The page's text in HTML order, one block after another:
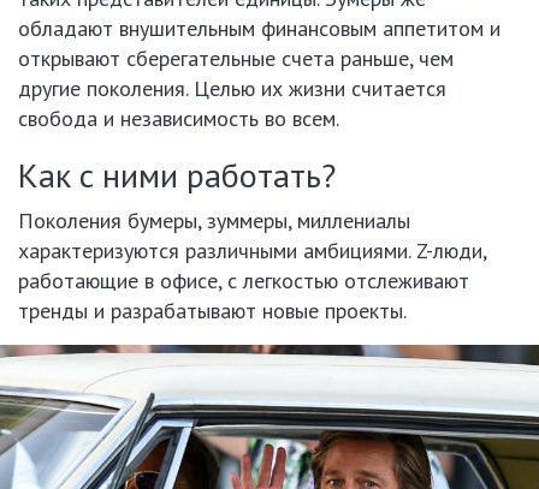
обладают внушительным финансовым аппетитом и
открывают сберегательные счета раньше, чем
другие поколения. Целью их жизни считается
свобода и независимость во всем.
Как с ними работать?
Поколения бумеры, зуммеры, миллениалы
характеризуются различными амбициями. Z-люди,
работающие в офисе, с легкостью отслеживают
тренды и разрабатывают новые проекты.